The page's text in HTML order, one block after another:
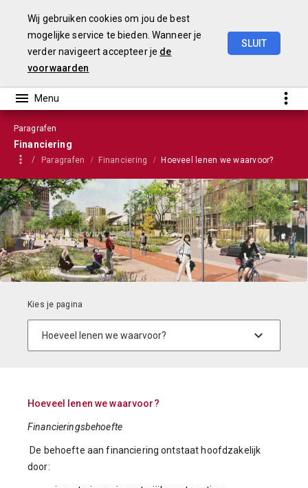
Wij gebruiken cookies om jou de best
mogelijke service te bieden. Wanneer je
verder navigeert accepteer je de
voorwaarden
SLUIT
Paragrafen
Financiering
Paragrafen Financiering Hoeveel lenen we waarvoor?
Hoeveel lenen we waarvoor?
Financieringsbehoefte
De behoefte aan financiering ontstaat hoofdzakelijk
door: